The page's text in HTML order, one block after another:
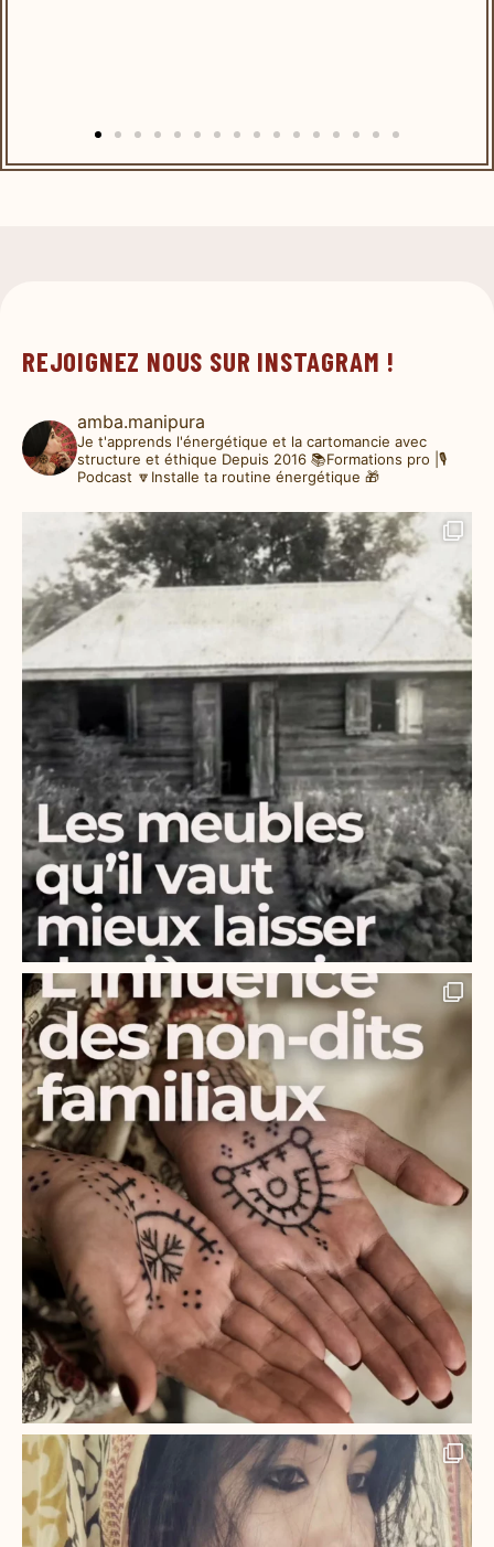
REJOIGNEZ NOUS SUR INSTAGRAM !
amba.manipura
Je t'apprends l'énergétique et la cartomancie avec
structure et éthique Depuis 2016 📚Formations pro |🎙️
Podcast 🔽Installe ta routine énergétique 🎁